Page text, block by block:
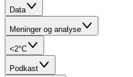
Data
Meninger og analyse
<2°C
Podkast